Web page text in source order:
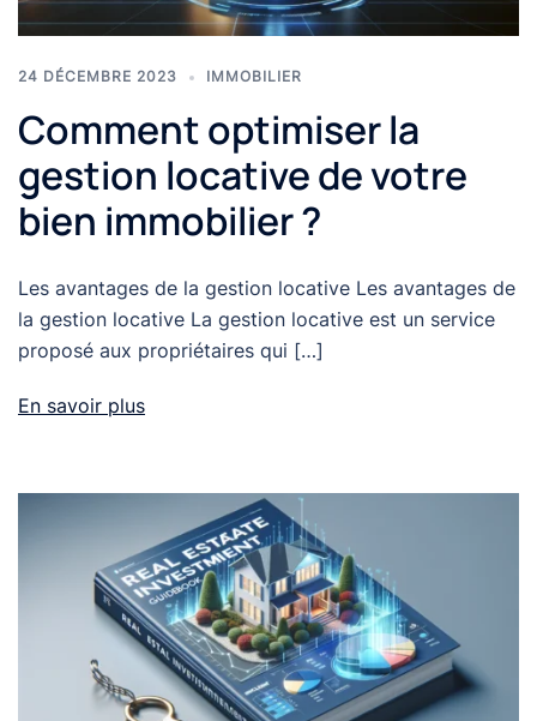
24 DÉCEMBRE 2023 IMMOBILIER
Comment optimiser la
gestion locative de votre
bien immobilier ?
Les avantages de la gestion locative Les avantages de
la gestion locative La gestion locative est un service
proposé aux propriétaires qui […]
En savoir plus